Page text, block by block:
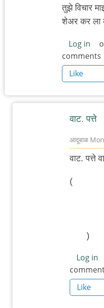
तुझे विचार
शेअर कर ला
Log in
comments
Like
वाट. पत्ते
आदूबाळ
In
to
शुचि.
वाट. पत्ते
(
)
Log in
Like